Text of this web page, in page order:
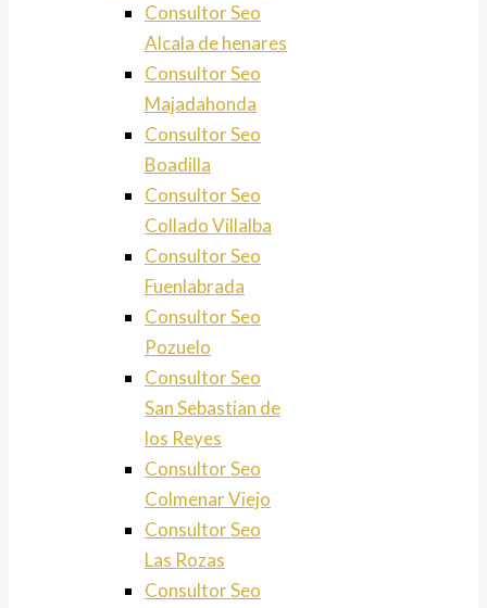
Consultor Seo
Alcala de henares
Consultor Seo
Majadahonda
Consultor Seo
Boadilla
Consultor Seo
Collado Villalba
Consultor Seo
Fuenlabrada
Consultor Seo
Pozuelo
Consultor Seo
San Sebastian de
los Reyes
Consultor Seo
Colmenar Viejo
Consultor Seo
Las Rozas
Consultor Seo